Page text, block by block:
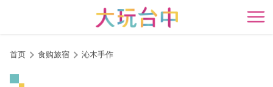
开
首页 食购旅宿 沁木手作